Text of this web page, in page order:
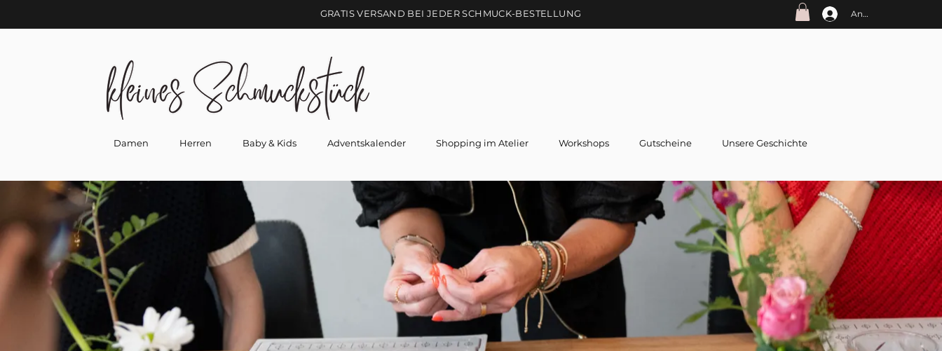
GRATIS VERSAND BEI JEDER SCHMUCK-BESTELLUNG Anmelden
Damen Herren Baby & Kids Adventskalender Shopping im Atelier Workshops Gutscheine Unsere Geschichte